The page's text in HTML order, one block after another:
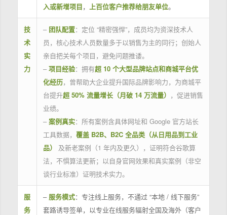
入或新增项目， 上百位客户推荐给朋友单位。
技
术
实
力
– 团队配置：定位 “精密强悍”，成员均为资深技术人
员，核心技术人员数量多于以销售为主的同行；创始人
亲自把关每个项目，避免问题推诿。
– 项目经验：拥有超 10 个大型品牌站点和商城平台优
化经历，曾帮助大企业提升国际品牌影响力，为商城平
台提升超 50% 流量增长（月破 14 万流量） ，促进销售
业绩。
– 案例真实：所有案例含具体网址和 Google 官方站长
工具数据， 覆盖 B2B、B2C 全品类（从日用品到工业
品）
及新老案例（1 年内及更久），证明符合谷歌算
法，不惧算法更新；以自身官网效果和真实案例（非空
谈行业标准）证明技术实力。
服
务
– 服务模式：专注线上服务，不通过 “本地 / 线下服务”
套路诱导签单，以专业在线服务辐射全国及海外（客户